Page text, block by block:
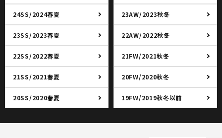
24SS/2024春夏 23AW/2023秋冬
23SS/2023春夏 22AW/2022秋冬
22SS/2022春夏 21FW/2021秋冬
21SS/2021春夏 20FW/2020秋冬
20SS/2020春夏 19FW/2019秋冬以前